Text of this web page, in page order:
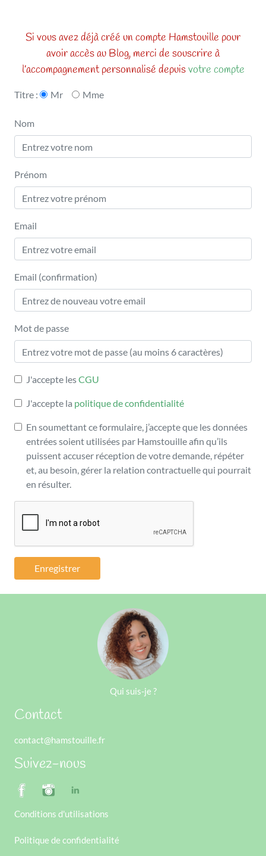
Si vous avez déjà créé un compte Hamstouille pour
avoir accès au Blog, merci de souscrire à
l’accompagnement personnalisé depuisvotre compte
Titre : Mr Mme
Nom
Prénom
Email
Email (confirmation)
Mot de passe
J'accepte lesCGU
J'accepte la politique de confidentialité
En soumettant ce formulaire, j’accepte que les données
entrées soient utilisées par Hamstouille afin qu’ils
puissent accuser réception de votre demande, répéter
et, au besoin, gérer la relation contractuelle qui pourrait
en résulter.
Enregistrer
Qui suis-je ?
Contact
contact@hamstouille.fr
Suivez-nous
Conditions d'utilisations
Politique de confidentialité